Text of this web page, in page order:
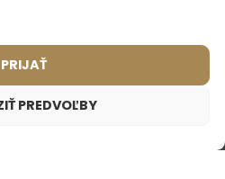
PRIJAŤ
PREDVOĽBY